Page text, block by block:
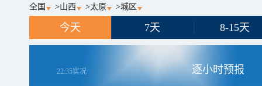
全国 >山西 >太原 >城区
今天 7天 8-15天
22:35实况 逐小时预报